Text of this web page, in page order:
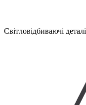
Світловідбиваючі деталі